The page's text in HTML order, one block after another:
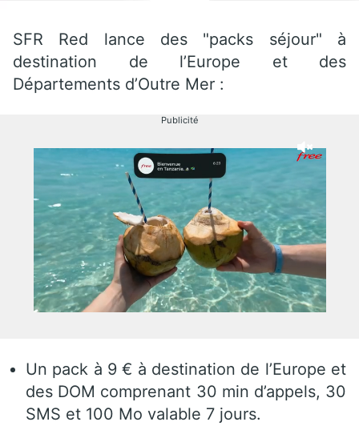
SFR Red lance des "packs séjour" à
destination de l’Europe et des
Départements d’Outre Mer :
Publicité
Un pack à 9 € à destination de l’Europe et
des DOM comprenant 30 min d’appels, 30
SMS et 100 Mo valable 7 jours.